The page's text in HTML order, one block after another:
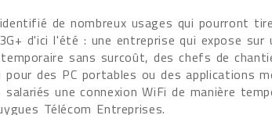
de nombreux usages qui pourront
d'ici l'été : une entreprise qui expose
sans surcoût, des chefs de
pour des PC portables ou des applications
salariés une connexion WiFi de manière
Télécom Entreprises.